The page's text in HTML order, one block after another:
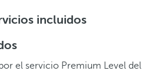
incluidos
el servicio Premium Level del